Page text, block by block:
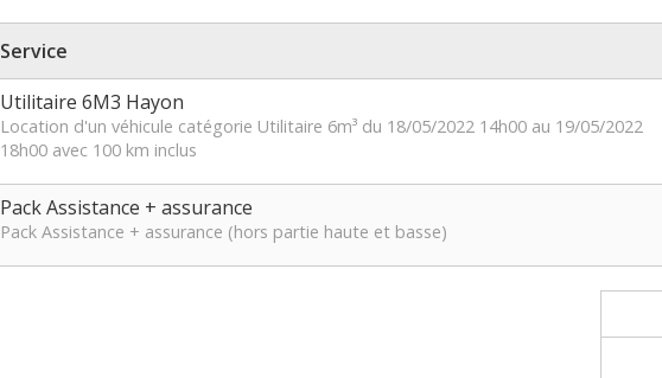
Service
Utilitaire 6M3 Hayon
Location d'un véhicule catégorie Utilitaire 6m³ du 18/05/2022 14h00 au 19/05/2022
18h00 avec 100 km inclus
Pack Assistance + assurance
Pack Assistance + assurance (hors partie haute et basse)